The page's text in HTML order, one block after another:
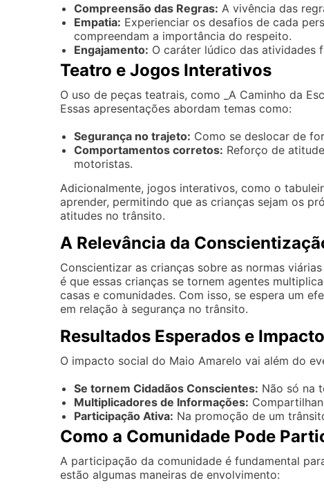
Compreensão das Regras: A vivência das
Empatia: Experienciar os desafios de cada
compreendam a importância do respeito.
Engajamento: O caráter lúdico das atividades
Teatro e Jogos Interativos
O uso de peças teatrais, como _A Caminho da
Essas apresentações abordam temas como:
Segurança no trajeto: Como se deslocar de
Comportamentos corretos: Reforço de
motoristas.
Adicionalmente, jogos interativos, como o
aprender, permitindo que as crianças sejam os
atitudes no trânsito.
A Relevância da
Conscientizar as crianças sobre as normas
é que essas crianças se tornem agentes
casas e comunidades. Com isso, se espera um
em relação à segurança no trânsito.
Resultados Esperados e
O impacto social do Maio Amarelo vai além do
Se tornem Cidadãos Conscientes: Não só na
Multiplicadores de Informações:
Participação Ativa: Na promoção de um
Como a Comunidade Pode
A participação da comunidade é fundamental
estão algumas maneiras de envolvimento: